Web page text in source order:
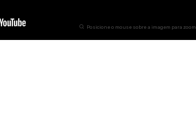
Posicione o mouse sobre a imagem para zoom